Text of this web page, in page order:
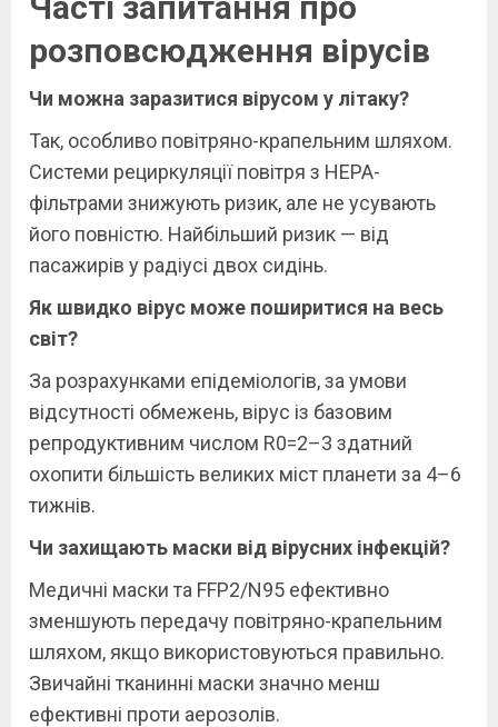
розповсюдження вірусів
Чи можна заразитися вірусом у літаку?
Так, особливо повітряно-крапельним шляхом.
Системи рециркуляції повітря з HEPA-
фільтрами знижують ризик, але не усувають
його повністю. Найбільший ризик — від
пасажирів у радіусі двох сидінь.
Як швидко вірус може поширитися на весь
світ?
За розрахунками епідеміологів, за умови
відсутності обмежень, вірус із базовим
репродуктивним числом R0=2–3 здатний
охопити більшість великих міст планети за 4–6
тижнів.
Чи захищають маски від вірусних інфекцій?
Медичні маски та FFP2/N95 ефективно
зменшують передачу повітряно-крапельним
шляхом, якщо використовуються правильно.
Звичайні тканинні маски значно менш
ефективні проти аерозолів.